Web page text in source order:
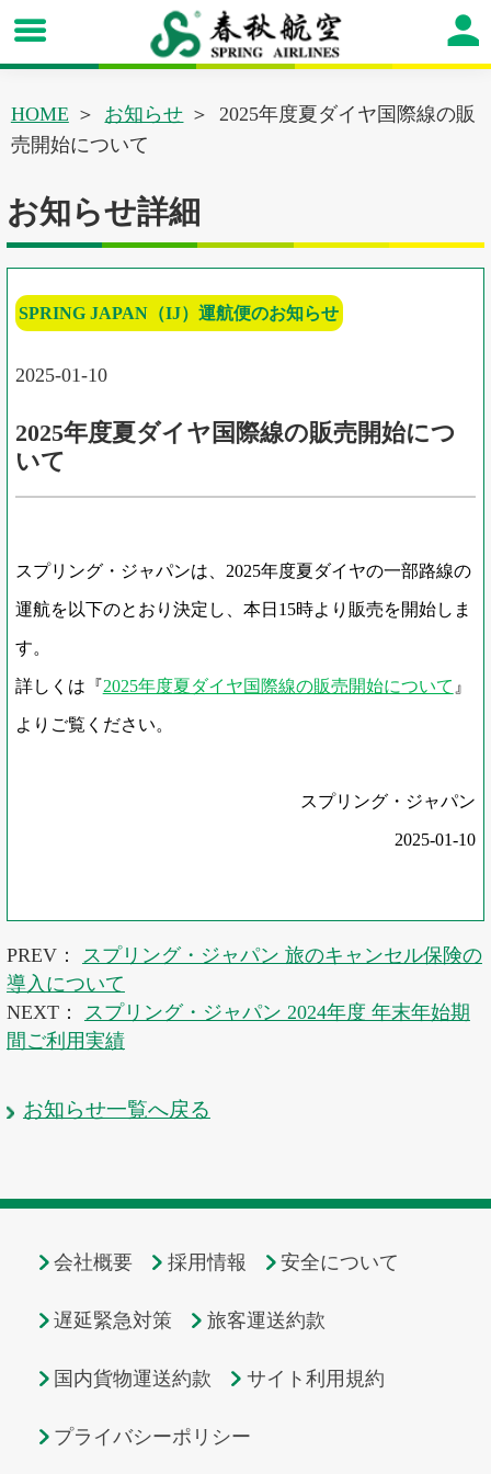
HOME お知らせ
2025年度夏ダイヤ国際線の販
売開始について
お知らせ詳細
SPRING JAPAN（IJ）運航便のお知らせ
2025-01-10
2025年度夏ダイヤ国際線の販売開始につ
いて
スプリング・ジャパンは、2025年度夏ダイヤの一部路線の
運航を以下のとおり決定し、本日15時より販売を開始しま
す。
詳しくは『2025年度夏ダイヤ国際線の販売開始について 』
よりご覧ください。
スプリング・ジャパン
2025-01-10
PREV：
スプリング・ジャパン 旅のキャンセル保険の
導入について
NEXT：
スプリング・ジャパン 2024年度 年末年始期
間ご利用実績
お知らせ一覧へ戻る
会社概要 採用情報 安全について
遅延緊急対策 旅客運送約款
国内貨物運送約款 サイト利用規約
プライバシーポリシー